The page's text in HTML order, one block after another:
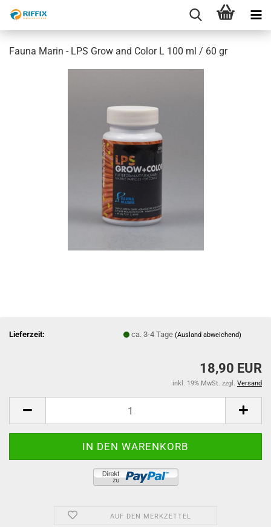
Fauna Marin - LPS Grow and Color L 100 ml / 60 gr
Lieferzeit: ca. 3-4 Tage(Ausland abweichend)
18,90 EUR
inkl. 19% MwSt. zzgl. Versand
AUF DEN MERKZETTEL